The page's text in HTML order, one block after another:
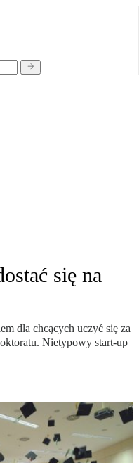
się na
dla chcących uczyć się za
Nietypowy start-up